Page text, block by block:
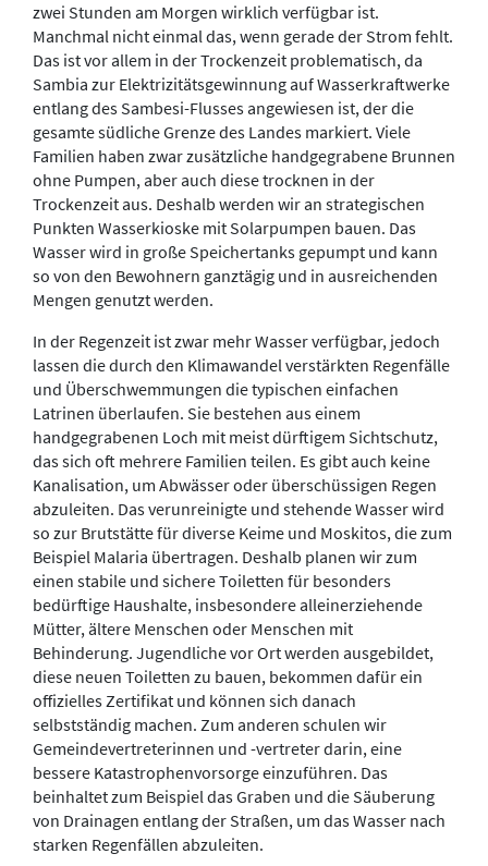
zwei Stunden am Morgen wirklich verfügbar ist.
Manchmal nicht einmal das, wenn gerade der Strom fehlt.
Das ist vor allem in der Trockenzeit problematisch, da
Sambia zur Elektrizitätsgewinnung auf Wasserkraftwerke
entlang des Sambesi-Flusses angewiesen ist, der die
gesamte südliche Grenze des Landes markiert. Viele
Familien haben zwar zusätzliche handgegrabene Brunnen
ohne Pumpen, aber auch diese trocknen in der
Trockenzeit aus. Deshalb werden wir an strategischen
Punkten Wasserkioske mit Solarpumpen bauen. Das
Wasser wird in große Speichertanks gepumpt und kann
so von den Bewohnern ganztägig und in ausreichenden
Mengen genutzt werden.
In der Regenzeit ist zwar mehr Wasser verfügbar, jedoch
lassen die durch den Klimawandel verstärkten Regenfälle
und Überschwemmungen die typischen einfachen
Latrinen überlaufen. Sie bestehen aus einem
handgegrabenen Loch mit meist dürftigem Sichtschutz,
das sich oft mehrere Familien teilen. Es gibt auch keine
Kanalisation, um Abwässer oder überschüssigen Regen
abzuleiten. Das verunreinigte und stehende Wasser wird
so zur Brutstätte für diverse Keime und Moskitos, die zum
Beispiel Malaria übertragen. Deshalb planen wir zum
einen stabile und sichere Toiletten für besonders
bedürftige Haushalte, insbesondere alleinerziehende
Mütter, ältere Menschen oder Menschen mit
Behinderung. Jugendliche vor Ort werden ausgebildet,
diese neuen Toiletten zu bauen, bekommen dafür ein
offizielles Zertifikat und können sich danach
selbstständig machen. Zum anderen schulen wir
Gemeindevertreterinnen und -vertreter darin, eine
bessere Katastrophenvorsorge einzuführen. Das
beinhaltet zum Beispiel das Graben und die Säuberung
von Drainagen entlang der Straßen, um das Wasser nach
starken Regenfällen abzuleiten.